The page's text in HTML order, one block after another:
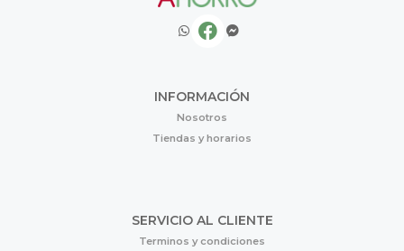
INFORMACIÓN
Nosotros
Tiendas y horarios
SERVICIO AL CLIENTE
Terminos y condiciones